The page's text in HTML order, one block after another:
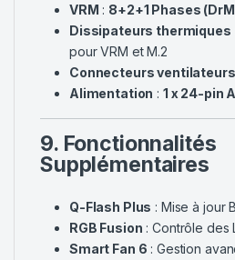
VRM : 8+2+1 Phases
Dissipateurs thermiques
pour VRM et M.2
Connecteurs ventilateurs
Alimentation : 1 x 24-pin
9. Fonctionnalités
Supplémentaires
Q-Flash Plus : Mise à jour
RGB Fusion : Contrôle des
Smart Fan 6 : Gestion